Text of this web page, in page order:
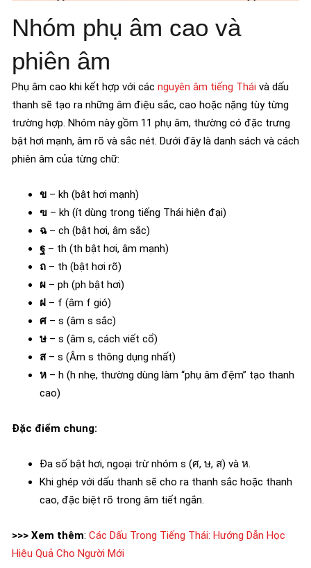
Nhóm phụ âm cao và
phiên âm
Phụ âm cao khi kết hợp với các nguyên âm tiếng Thái và dấu
thanh sẽ tạo ra những âm điệu sắc, cao hoặc nặng tùy từng
trường hợp. Nhóm này gồm 11 phụ âm, thường có đặc trưng
bật hơi mạnh, âm rõ và sắc nét. Dưới đây là danh sách và cách
phiên âm của từng chữ:
ข – kh (bật hơi mạnh)
ฃ – kh (ít dùng trong tiếng Thái hiện đại)
ฉ– ch (bật hơi, âm sắc)
ฐ – th (th bật hơi, âm mạnh)
ถ – th (bật hơi rõ)
ผ – ph (ph bật hơi)
ฝ – f (âm f gió)
ศ – s (âm s sắc)
ษ – s (âm s, cách viết cổ)
ส– s (Âm s thông dụng nhất)
ห – h (h nhẹ, thường dùng làm “phụ âm đệm” tạo thanh
cao)
Đặc điểm chung:
Đa số bật hơi, ngoại trừ nhóm s (ศ, ษ, ส) và ห.
Khi ghép với dấu thanh sẽ cho ra thanh sắc hoặc thanh
cao, đặc biệt rõ trong âm tiết ngắn.
>>> Xem thêm: Các Dấu Trong Tiếng Thái: Hướng Dẫn Học
Hiệu Quả Cho Người Mới